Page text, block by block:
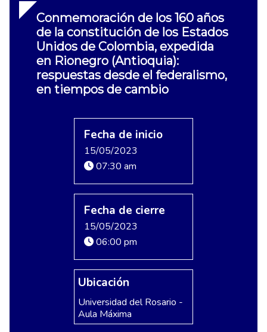
Conmemoración de los 160 años
de la constitución de los Estados
Unidos de Colombia, expedida
en Rionegro (Antioquia):
respuestas desde el federalismo,
en tiempos de cambio
Fecha de inicio
15/05/2023
07:30 am
Fecha de cierre
15/05/2023
06:00 pm
Ubicación
Universidad del Rosario -
Aula Máxima